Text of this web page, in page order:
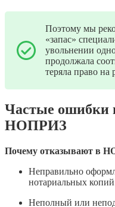
Поэтому мы
«запас»
увольнении
продолжала
теряла право на
Частые ошибки
НОПРИЗ
Почему отказывают в
Неправильно
нотариальных
Неполный или